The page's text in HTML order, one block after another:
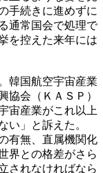
手続きに進めずに
通常国会で処理で
を控えた来年には
韓国航空宇宙産業
協会（ＫＡＳＰ）
宙産業がこれ以上
い」と訴えた。
有無、直属機関化
界との格差がさら
されなければなら